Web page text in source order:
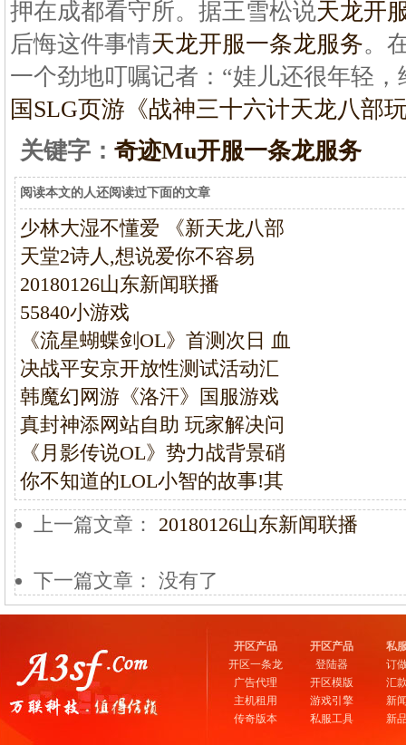
押在成都看守所。据王雪松说天龙开
后悔这件事情天龙开服一条龙服务。
一个劲地叮嘱记者：“娃儿还很年轻
国SLG页游《战神三十六计天龙八部
关键字： 奇迹Mu开服一条龙服务
阅读本文的人还阅读过下面的文章
少林大湿不懂爱 《新天龙八部
天堂2诗人,想说爱你不容易
20180126山东新闻联播
55840小游戏
《流星蝴蝶剑OL》首测次日 血
决战平安京开放性测试活动汇
韩魔幻网游《洛汗》国服游戏
真封神添网站自助 玩家解决问
《月影传说OL》势力战背景硝
你不知道的LOL小智的故事!其
上一篇文章： 20180126山东新闻联播
下一篇文章： 没有了
开区产品
开区一条龙
广告代理
主机租用
传奇版本
开区产品
登陆器
开区模版
游戏引擎
私服工具
私
订
汇
新
新